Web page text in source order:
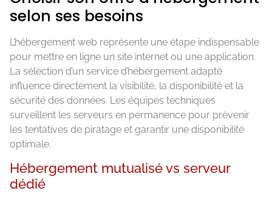
selon ses besoins
L’hébergement web représente une étape indispensable
pour mettre en ligne un site internet ou une application.
La sélection d’un service d’hébergement adapté
influence directement la visibilité, la disponibilité et la
sécurité des données. Les équipes techniques
surveillent les serveurs en permanence pour prévenir
les tentatives de piratage et garantir une disponibilité
optimale.
Hébergement mutualisé vs serveur
dédié